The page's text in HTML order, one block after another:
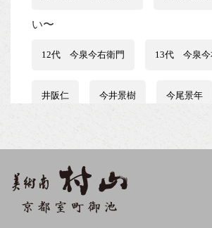
い〜
12代 今泉今右衛門 13代 今泉今
井阪仁 今井景樹 今尾景年
石田波郷 石黒宗麿